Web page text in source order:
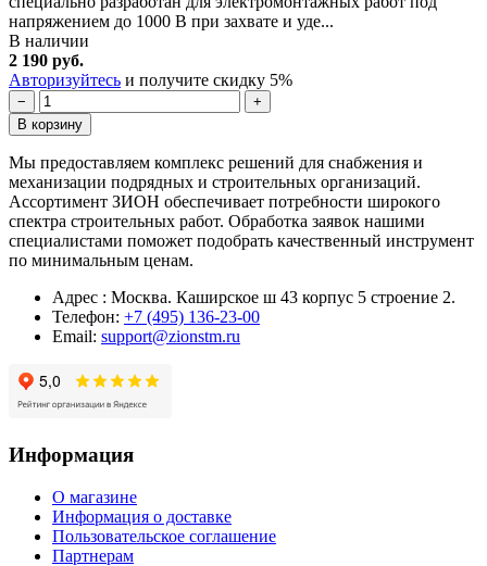
напряжением до 1000 В при захвате и уде...
В наличии
2 190 руб.
Авторизуйтесь и получите скидку 5%
−
+
В корзину
Мы предоставляем комплекс решений для снабжения и
механизации подрядных и строительных организаций.
Ассортимент ЗИОН обеспечивает потребности широкого
спектра строительных работ. Обработка заявок нашими
специалистами поможет подобрать качественный инструмент
по минимальным ценам.
Адрес : Москва. Каширское ш 43 корпус 5 строение 2.
Телефон: +7 (495) 136-23-00
Email: support@zionstm.ru
Информация
О магазине
Информация о доставке
Пользовательское соглашение
Партнерам